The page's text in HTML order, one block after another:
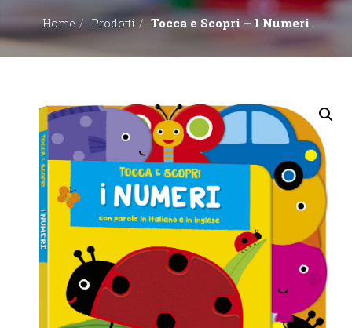
EDITORI
LIBRERIE
Home Prodotti Tocca e Scopri – I Numeri